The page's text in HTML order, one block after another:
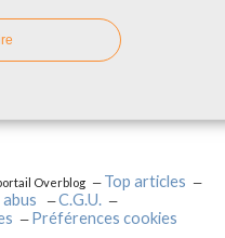
Overblog
Top articles
C.G.U.
Préférences cookies